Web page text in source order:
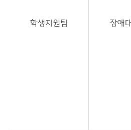
학생지원팀 장애